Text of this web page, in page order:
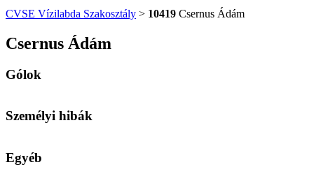
CVSE Vízilabda Szakosztály > 10419 Csernus Ádám
Csernus Ádám
Gólok
Személyi hibák
Egyéb